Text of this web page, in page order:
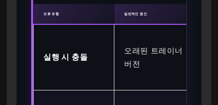
오류 유형 일반적인 원인
실행 시 충돌
오래된 트레이너
버전